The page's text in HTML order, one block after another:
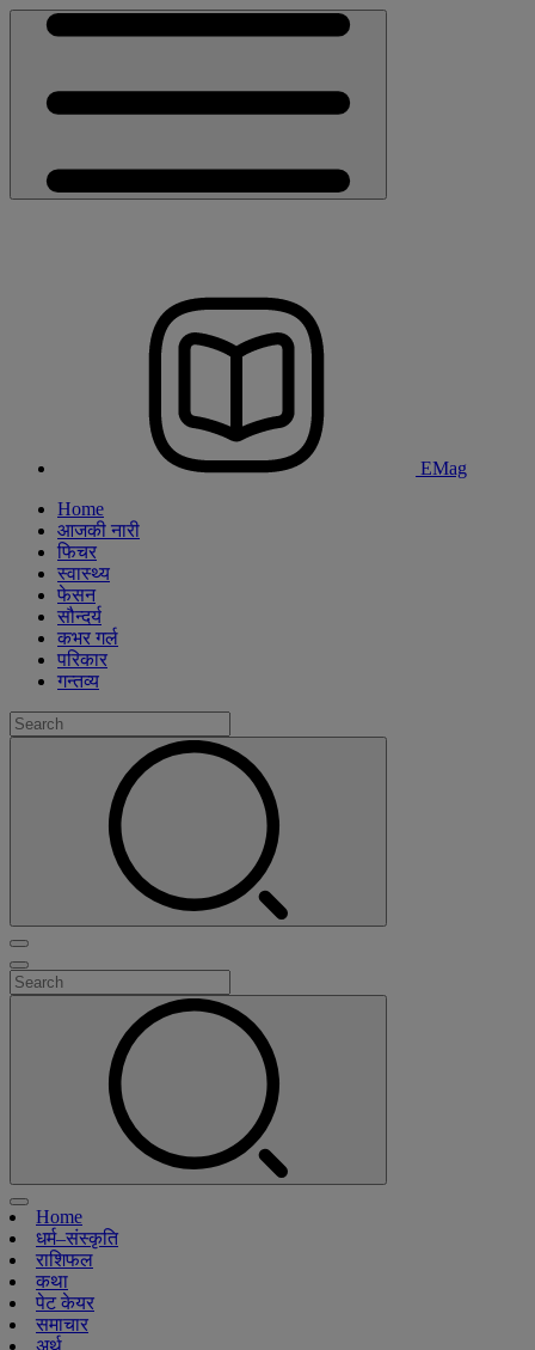
EMag
Home
आजकी नारी
फिचर
स्वास्थ्य
फेसन
सौन्दर्य
कभर गर्ल
परिकार
गन्तव्य
Home
धर्म–संस्कृति
राशिफल
कथा
पेट केयर
समाचार
अर्थ